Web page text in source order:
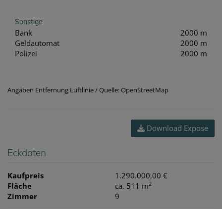
Sonstige
Bank
2000 m
Geldautomat
2000 m
Polizei
2000 m
Angaben Entfernung Luftlinie / Quelle: OpenStreetMap
Download Expose
Eckdaten
Kaufpreis
1.290.000,00 €
Fläche
ca. 511 m2
Zimmer 9